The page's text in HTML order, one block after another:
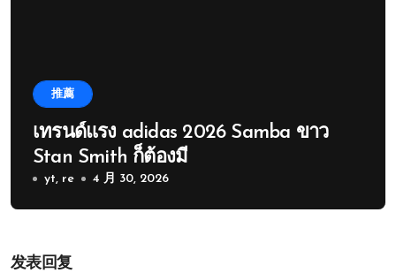
推薦
เทรนด์แรง adidas 2026 Samba ขาว
Stan Smith ก็ต้องมี
yt, re 4 月 30, 2026
发表回复